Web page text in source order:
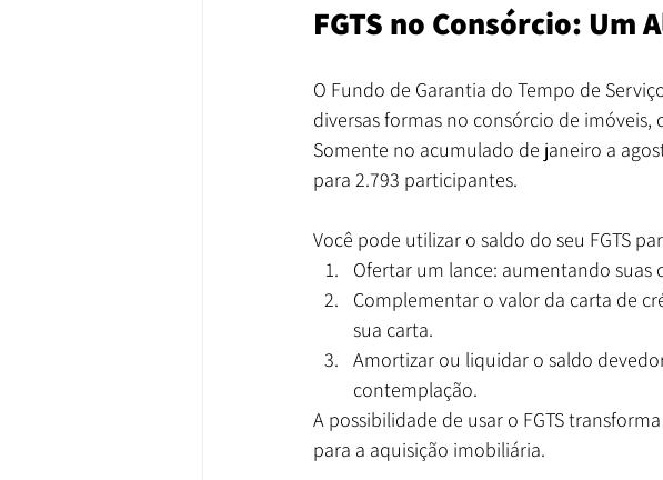
FGTS no Consórcio: Um
O Fundo de Garantia do Tempo de
diversas formas no consórcio de
Somente no acumulado de janeiro a
para 2.793 participantes.
Você pode utilizar o saldo do seu FGTS
Ofertar um lance: aumentando
Complementar o valor da carta de
sua carta.
Amortizar ou liquidar o saldo
contemplação.
A possibilidade de usar o FGTS
para a aquisição imobiliária.